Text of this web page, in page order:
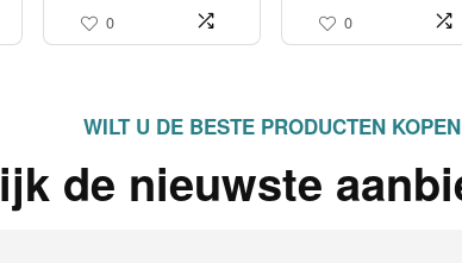
0 0
WILT U DE BESTE PRODUCTEN KOPEN
de nieuwste